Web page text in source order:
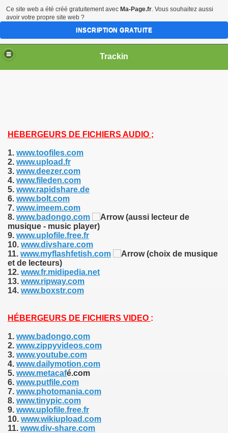
Trackin
HÉBERGEURS DE FICHIERS AUDIO ;
1. www.toofiles.com
2. www.upload.fr
3. www.deezer.com
4. www.fileden.com
5. www.rapidshare.de
6. www.bolt.com
7. www.imeem.com
8. www.badongo.com
(aussi lecteur de
musique - music player)
9. www.uplofile.free.fr
10. www.divshare.com
11. www.myflashfetish.com
(choix de musique
et de lecteurs)
12. www.fr.midipedia.net
13. www.ripway.com
14. www.boxstr.com
HÉBERGEURS DE FICHIERS VIDEO :
1. www.badongo.com
2. www.zippyvideos.com
3. www.youtube.com
4. www.dailymotion.com
5. www.metacafé.com
6. www.putfile.com
7. www.photomania.com
8. www.tinypic.com
9. www.uplofile.free.fr
10. www.wikiupload.com
11. www.div-share.com
Ce site web a été créé gratuitement avec Ma-Page.fr. Vous souhaitez aussi
avoir votre propre site web ?
INSCRIPTION GRATUITE